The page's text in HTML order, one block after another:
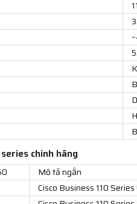
chính hãng
Mô tả ngắn
Cisco Business 110